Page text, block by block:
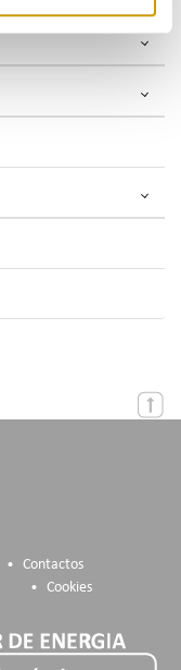
Contactos
Cookies